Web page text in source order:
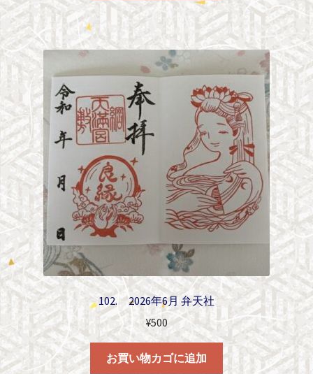
102. 2026年6月 弁天社
¥500
お買い物カゴに追加